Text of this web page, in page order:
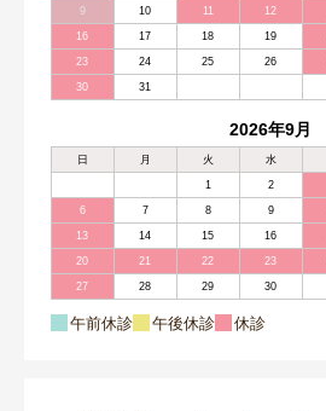
9 10 11 12
16 17 18 19
23 24 25 26
30 31
2026年9月
日 月 火 水
1 2
6 7 8 9
13 14 15 16
20 21 22 23
27 28 29 30
午前休診 午後休診 休診